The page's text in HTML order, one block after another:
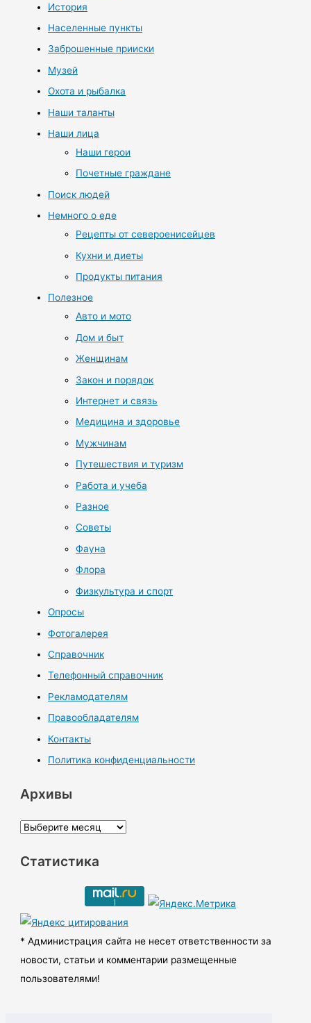
История
Населенные пункты
Заброшенные прииски
Музей
Охота и рыбалка
Наши таланты
Наши лица
Наши герои
Почетные граждане
Поиск людей
Немного о еде
Рецепты от североенисейцев
Кухни и диеты
Продукты питания
Полезное
Авто и мото
Дом и быт
Женщинам
Закон и порядок
Интернет и связь
Медицина и здоровье
Мужчинам
Путешествия и туризм
Работа и учеба
Разное
Советы
Фауна
Флора
Физкультура и спорт
Опросы
Фотогалерея
Справочник
Телефонный справочник
Рекламодателям
Правообладателям
Контакты
Политика конфиденциальности
Архивы
А
х
ы
Статистика
* Администрация сайта не несет ответственности за
новости, статьи и комментарии размещенные
пользователями!